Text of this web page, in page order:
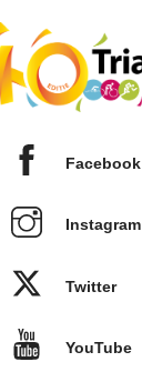
Facebook
Instagram
Twitter
YouTube